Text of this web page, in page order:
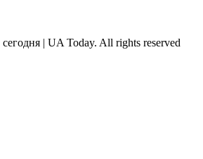
| UA Today. All rights reserved